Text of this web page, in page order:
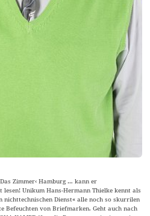
Zimmer‹ Hamburg … kann er
Unikum Hans-Hermann Thielke kennt als
Dienst« alle noch so skurrilen
Befeuchten von Briefmarken. Geht auch nach